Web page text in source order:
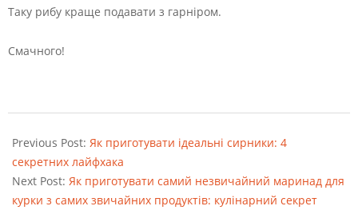
Таку рибу краще подавати з гарніром.
Смачного!
08-
24
Previous Post: Як приготувати ідеальні сирники: 4
секретних лайфхака
Next Post: Як приготувати самий незвичайний маринад для
курки з самих звичайних продуктів: кулінарний секрет